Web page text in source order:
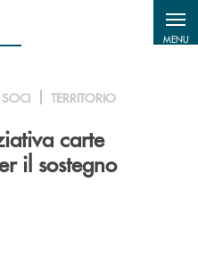
MENU
SOCI TERRITORIO
carte
il sostegno